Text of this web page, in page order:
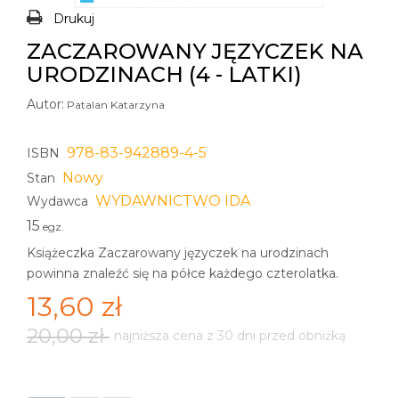
Drukuj
ZACZAROWANY JĘZYCZEK NA
URODZINACH (4 - LATKI)
Autor: Patalan Katarzyna
ISBN 978-83-942889-4-5
Stan Nowy
Wydawca WYDAWNICTWO IDA
15 egz.
Książeczka Zaczarowany języczek na urodzinach
powinna znaleźć się na półce każdego czterolatka.
13,60 zł
20,00 zł najniższa cena z 30 dni przed obniżką